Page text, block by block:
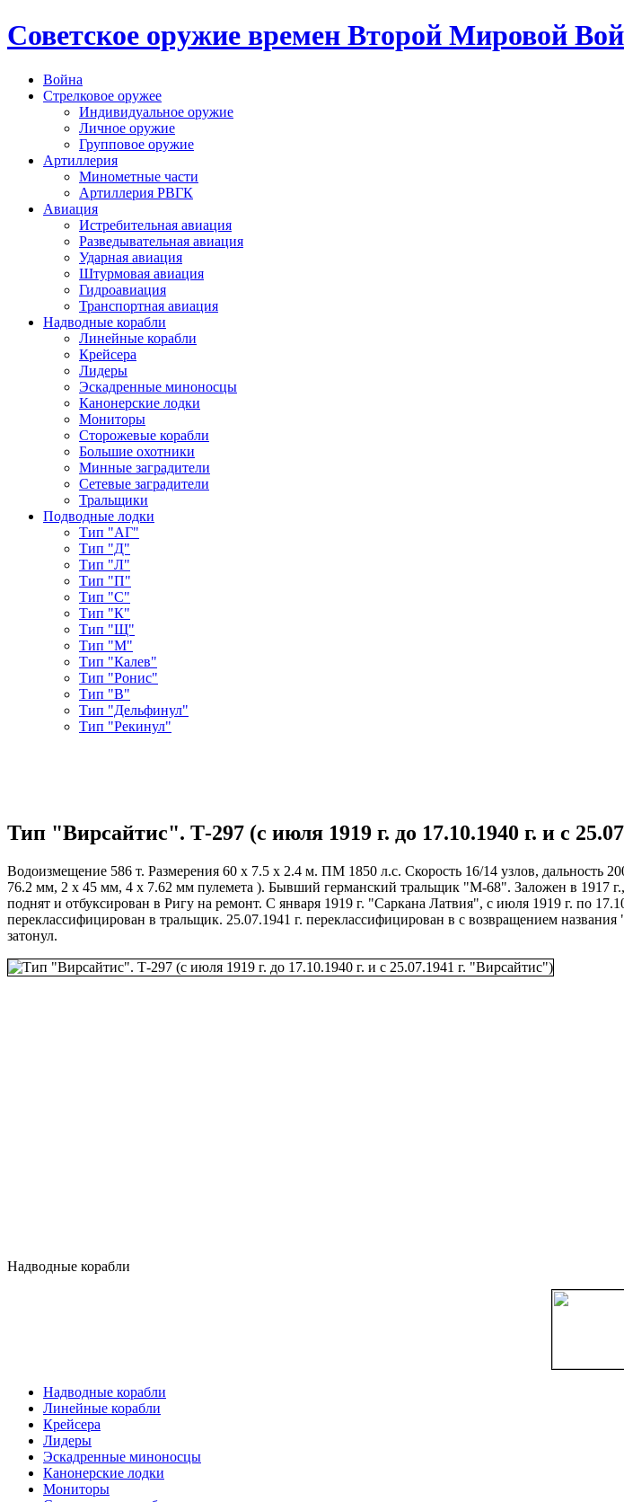
Cоветское оружие времен Второй Мировой
Война
Стрелковое оружее
Индивидуальное оружие
Личное оружие
Групповое оружие
Артиллерия
Минометные части
Артиллерия РВГК
Авиация
Истребительная авиация
Разведывательная авиация
Ударная авиация
Штурмовая авиация
Гидроавиация
Транспортная авиация
Надводные корабли
Линейные корабли
Крейсера
Лидеры
Эскадренные миноносцы
Канонерские лодки
Мониторы
Сторожевые корабли
Большие охотники
Минные заградители
Сетевые заградители
Тральщики
Подводные лодки
Тип "АГ"
Тип "Д"
Тип "Л"
Тип "П"
Тип "С"
Тип "К"
Тип "Щ"
Тип "М"
Тип "Калев"
Тип "Ронис"
Тип "В"
Тип "Дельфинул"
Тип "Рекинул"
Тип "Вирсайтис". Т-297 (с июля 1919 г. до 17.10.1940 г. и с
Водоизмещение 586 т. Размерения 60 х 7.5 х 2.4 м. ПМ 1850 л.с. Скорость 16/14 узлов, дальность
76.2 мм, 2 х 45 мм, 4 х 7.62 мм пулемета ). Бывший германский тральщик "М-68". Заложен в 1917 г.,
поднят и отбуксирован в Ригу на ремонт. С января 1919 г. "Саркана Латвия", с июля 1919 г. по
переклассифицирован в тральщик. 25.07.1941 г. переклассифицирован в с возвращением
затонул.
Надводные корабли
Надводные корабли
Линейные корабли
Крейсера
Лидеры
Эскадренные миноносцы
Канонерские лодки
Мониторы